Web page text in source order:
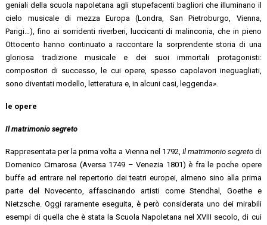
geniali della scuola napoletana agli stupefacenti bagliori che illuminano il
cielo musicale di mezza Europa (Londra, San Pietroburgo, Vienna,
Parigi…), fino ai sorridenti riverberi, luccicanti di malinconia, che in pieno
Ottocento hanno continuato a raccontare la sorprendente storia di una
gloriosa tradizione musicale e dei suoi immortali protagonisti:
compositori di successo, le cui opere, spesso capolavori ineguagliati,
sono diventati modello, letteratura e, in alcuni casi, leggenda».
le opere
Il matrimonio segreto
Rappresentata per la prima volta a Vienna nel 1792, Il matrimonio segretodi
Domenico Cimarosa (Aversa 1749 – Venezia 1801) è fra le poche opere
buffe ad entrare nel repertorio dei teatri europei, almeno sino alla prima
parte del Novecento, affascinando artisti come Stendhal, Goethe e
Nietzsche. Oggi raramente eseguita, è però considerata uno dei mirabili
esempi di quella che è stata la Scuola Napoletana nel XVIII secolo, di cui